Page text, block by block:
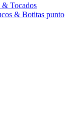
Tocados
& Botitas punto